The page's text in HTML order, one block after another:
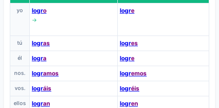
yo logro
→
logre
tú logras logres
él logra logre
nos. logramos logremos
vos. lográis logréis
ellos logran logren